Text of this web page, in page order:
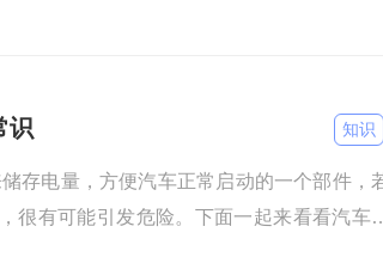
识 知识
存电量，方便汽车正常启动的一个部件，
很有可能引发危险。下面一起来看看汽车